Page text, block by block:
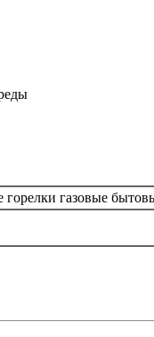
горелки газовые